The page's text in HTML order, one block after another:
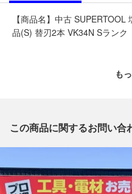
【商品名】中古
品(S) 替刃2本 VK34N Sランク
北32条店 」からの出品です。
※「なんでもリサイクルビッ
も
この商品に関するお問い合